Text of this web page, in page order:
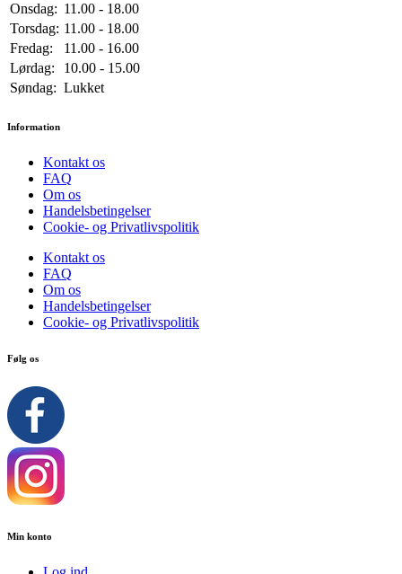
Onsdag: 11.00 - 18.00
Torsdag: 11.00 - 18.00
Fredag:
11.00 - 16.00
Lørdag:
10.00 - 15.00
Søndag: Lukket
Information
Kontakt os
FAQ
Om os
Handelsbetingelser
Cookie- og Privatlivspolitik
Kontakt os
FAQ
Om os
Handelsbetingelser
Cookie- og Privatlivspolitik
Følg os
Min konto